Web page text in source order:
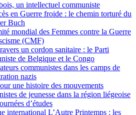
un intellectuel communiste
en Guerre froide : le chemin torturé du
Buch
mondial des Femmes contre la Guerre
(CMF)
un cordon sanitaire : le Parti
de Belgique et le Congo
communistes dans les camps de
nazis
une histoire des mouvements
de jeunesse dans la région liégeoise
d’études
international L’Autre Printemps : les